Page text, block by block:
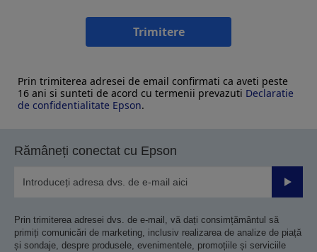
Trimitere
Prin trimiterea adresei de email confirmati ca aveti peste
16 ani si sunteti de acord cu termenii prevazuti Declaratie
de confidentialitate Epson.
Rămâneți conectat cu Epson
Prin trimiterea adresei dvs. de e-mail, vă dați consimțământul să
primiți comunicări de marketing, inclusiv realizarea de analize de piață
și sondaje, despre produsele, evenimentele, promoțiile și serviciile